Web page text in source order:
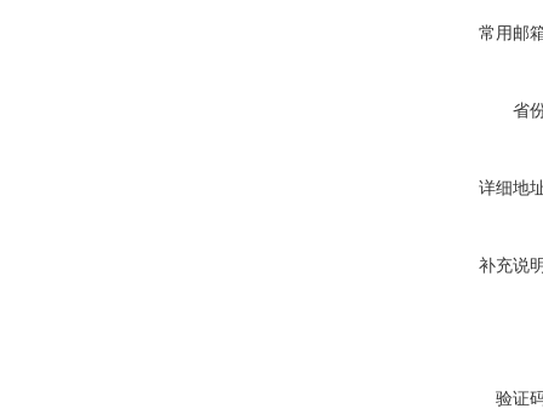
常用邮
省
详细地
补充说
验证